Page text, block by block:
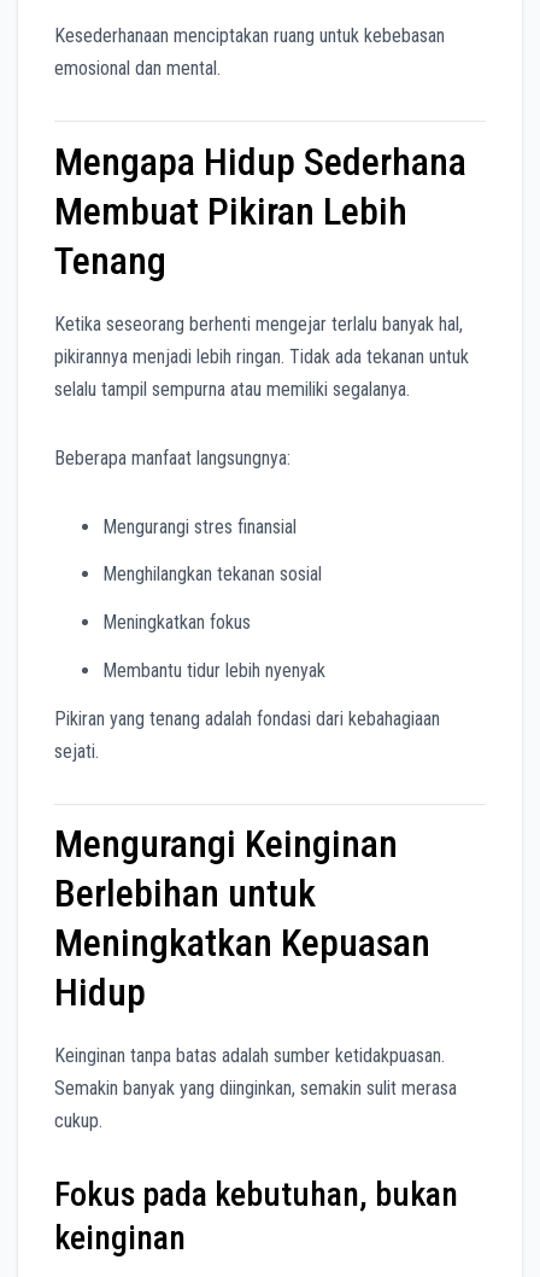
Kesederhanaan menciptakan ruang untuk kebebasan
emosional dan mental.
Mengapa Hidup Sederhana
Membuat Pikiran Lebih
Tenang
Ketika seseorang berhenti mengejar terlalu banyak hal,
pikirannya menjadi lebih ringan. Tidak ada tekanan untuk
selalu tampil sempurna atau memiliki segalanya.
Beberapa manfaat langsungnya:
Mengurangi stres finansial
Menghilangkan tekanan sosial
Meningkatkan fokus
Membantu tidur lebih nyenyak
Pikiran yang tenang adalah fondasi dari kebahagiaan
sejati.
Mengurangi Keinginan
Berlebihan untuk
Meningkatkan Kepuasan
Hidup
Keinginan tanpa batas adalah sumber ketidakpuasan.
Semakin banyak yang diinginkan, semakin sulit merasa
cukup.
Fokus pada kebutuhan, bukan
keinginan